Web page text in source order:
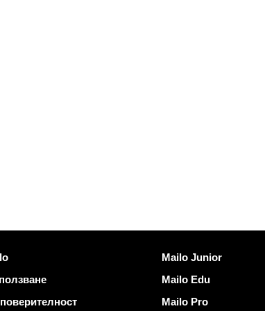
Открийте Mailo
Mailo Junior
Mailo Edu
Mailo Pro